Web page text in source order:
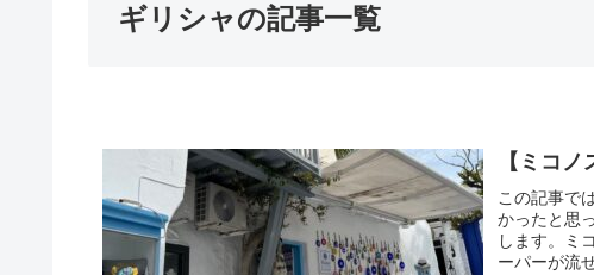
ギリシャの記事一覧
【ミコ
この記事で
かったと思
します。ミ
ーパーが流